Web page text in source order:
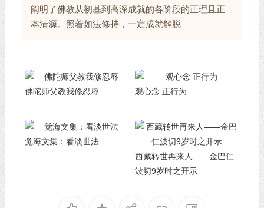
阐明了佛教从初基到高深成就的各阶段的正理且正
本清源。照着如法修持，一定成就解脱
佛陀师父教我修忍辱 观心念 正行为
觉海文集：看淡世法
西藏转世再来人——金巴仁
波切9岁时之开示